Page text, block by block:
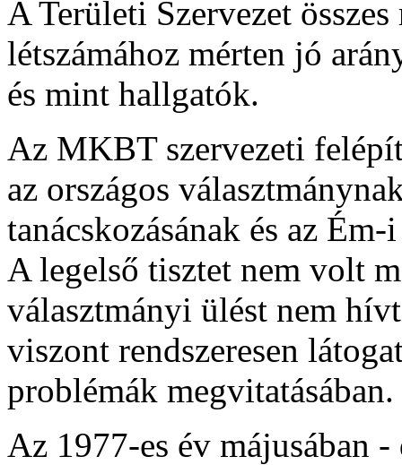
A Területi Szervezet
létszámához mérten jó
és mint hallgatók.
Az MKBT szervezeti
az országos
tanácskozásának és az
A legelső tisztet nem volt
választmányi ülést nem
viszont rendszeresen
problémák megvitatásában.
Az 1977-es év májusában